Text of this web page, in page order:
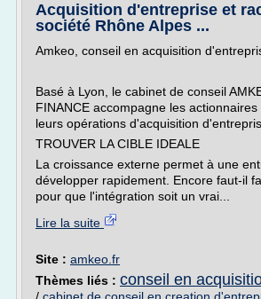
Acquisition d'entreprise et
société Rhône Alpes ...
Amkeo, conseil en acquisition
Basé à Lyon, le cabinet de conseil
FINANCE accompagne les
leurs opérations d'acquisition
TROUVER LA CIBLE IDEALE
La croissance externe permet à une
développer rapidement. Encore faut-il
pour que l'intégration soit un vrai...
Lire la suite
Site : amkeo.fr
Thèmes liés : conseil en